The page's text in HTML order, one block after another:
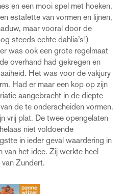
en een mooi spel met hoeken,
estafette van vormen en lijnen,
maar vooral door de
steeds echte dahlia’s!)
was ook een grote regelmaat
overhand had gekregen en
Het was voor de vakjury
Had er maar een kop op zijn
aangebracht in de diepte
de te onderscheiden vormen.
vrij plat. De twee opengelaten
niet voldoende
het idee. Zij werkte heel
Zundert.